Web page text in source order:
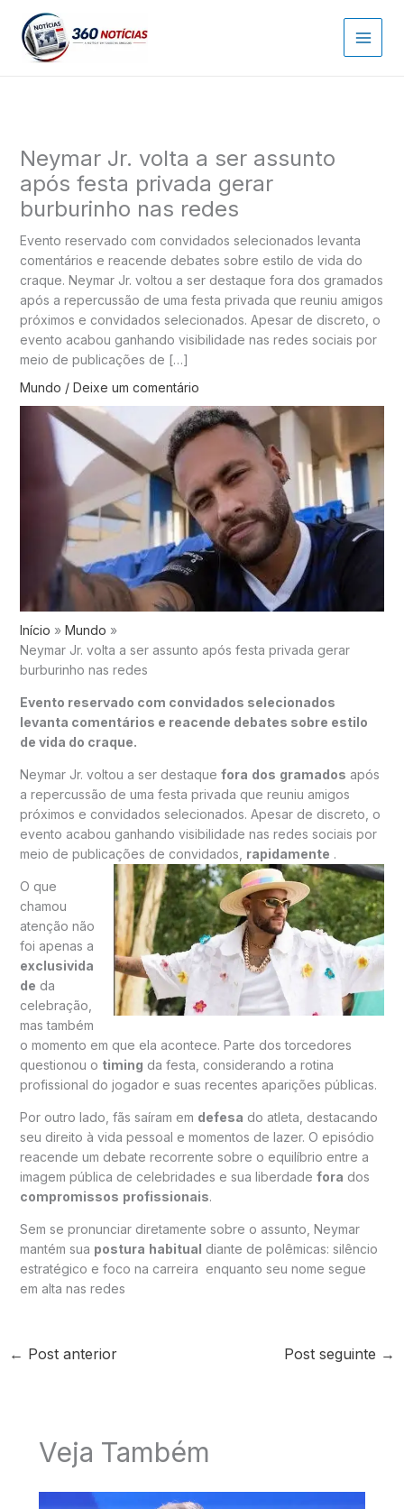
para
conteúdo
Neymar Jr. volta a ser assunto
após festa privada gerar
burburinho nas redes
Evento reservado com convidados selecionados levanta
comentários e reacende debates sobre estilo de vida do
craque. Neymar Jr. voltou a ser destaque fora dos gramados
após a repercussão de uma festa privada que reuniu amigos
próximos e convidados selecionados. Apesar de discreto, o
evento acabou ganhando visibilidade nas redes sociais por
meio de publicações de […]
Mundo / Deixe um comentário
Início
Mundo
Neymar Jr. volta a ser assunto após festa privada gerar
burburinho nas redes
Evento reservado com convidados selecionados
levanta comentários e reacende debates sobre estilo
de vida do craque.
Neymar Jr. voltou a ser destaque fora dos gramados após
a repercussão de uma festa privada que reuniu amigos
próximos e convidados selecionados. Apesar de discreto, o
evento acabou ganhando visibilidade nas redes sociais por
meio de publicações de convidados, rapidamente .
O que
chamou
atenção não
foi apenas a
exclusivida
de da
celebração,
mas também
o momento em que ela acontece. Parte dos torcedores
questionou o timing da festa, considerando a rotina
profissional do jogador e suas recentes aparições públicas.
Por outro lado, fãs saíram em defesa do atleta, destacando
seu direito à vida pessoal e momentos de lazer. O episódio
reacende um debate recorrente sobre o equilíbrio entre a
imagem pública de celebridades e sua liberdade fora dos
compromissos profissionais.
Sem se pronunciar diretamente sobre o assunto, Neymar
mantém sua postura habitual diante de polêmicas: silêncio
estratégico e foco na carreira enquanto seu nome segue
em alta nas redes
← Post anterior Post seguinte →
Veja Também